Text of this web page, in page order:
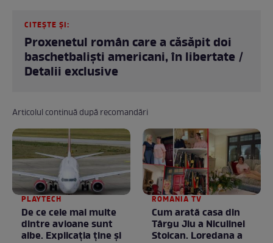
CITEȘTE ȘI:
Proxenetul român care a căsăpit doi
baschetbaliști americani, în libertate /
Detalii exclusive
Articolul continuă după recomandări
PLAYTECH
De ce cele mai multe
dintre avioane sunt
albe. Explicația ține și
ROMANIA TV
Cum arată casa din
Târgu Jiu a Niculinei
Stoican. Loredana a